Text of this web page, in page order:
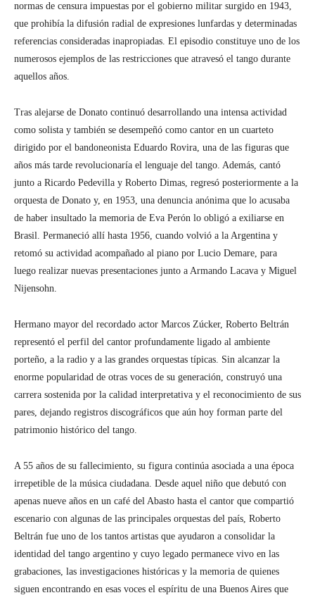
normas de censura impuestas por el gobierno militar surgido en 1943,
que prohibía la difusión radial de expresiones lunfardas y determinadas
referencias consideradas inapropiadas. El episodio constituye uno de los
numerosos ejemplos de las restricciones que atravesó el tango durante
aquellos años.
Tras alejarse de Donato continuó desarrollando una intensa actividad
como solista y también se desempeñó como cantor en un cuarteto
dirigido por el bandoneonista Eduardo Rovira, una de las figuras que
años más tarde revolucionaría el lenguaje del tango. Además, cantó
junto a Ricardo Pedevilla y Roberto Dimas, regresó posteriormente a la
orquesta de Donato y, en 1953, una denuncia anónima que lo acusaba
de haber insultado la memoria de Eva Perón lo obligó a exiliarse en
Brasil. Permaneció allí hasta 1956, cuando volvió a la Argentina y
retomó su actividad acompañado al piano por Lucio Demare, para
luego realizar nuevas presentaciones junto a Armando Lacava y Miguel
Nijensohn.
Hermano mayor del recordado actor Marcos Zúcker, Roberto Beltrán
representó el perfil del cantor profundamente ligado al ambiente
porteño, a la radio y a las grandes orquestas típicas. Sin alcanzar la
enorme popularidad de otras voces de su generación, construyó una
carrera sostenida por la calidad interpretativa y el reconocimiento de sus
pares, dejando registros discográficos que aún hoy forman parte del
patrimonio histórico del tango.
A 55 años de su fallecimiento, su figura continúa asociada a una época
irrepetible de la música ciudadana. Desde aquel niño que debutó con
apenas nueve años en un café del Abasto hasta el cantor que compartió
escenario con algunas de las principales orquestas del país, Roberto
Beltrán fue uno de los tantos artistas que ayudaron a consolidar la
identidad del tango argentino y cuyo legado permanece vivo en las
grabaciones, las investigaciones históricas y la memoria de quienes
siguen encontrando en esas voces el espíritu de una Buenos Aires que